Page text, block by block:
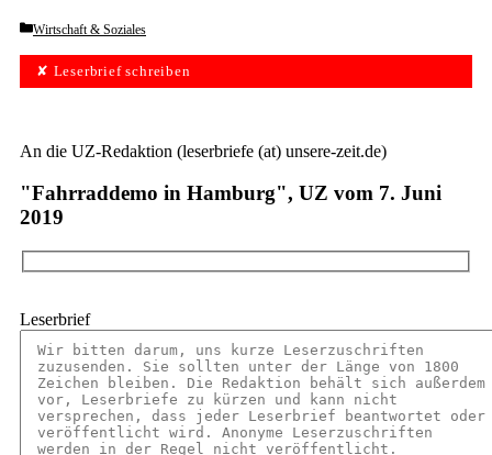
Categories
Wirtschaft & Soziales
✘ Leserbrief schreiben
An die UZ-Redaktion (leserbriefe (at) unsere-zeit.de)
"Fahrraddemo in Hamburg", UZ vom 7. Juni
2019
Leserbrief